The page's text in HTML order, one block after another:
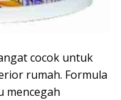
cocok untuk
rumah. Formula
mencegah